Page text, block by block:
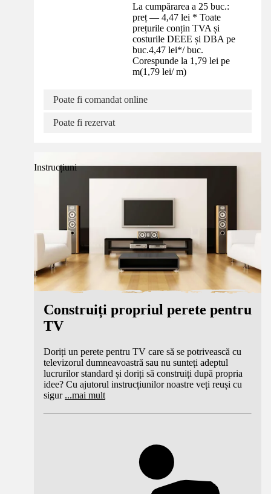
La cumpărarea a 25 buc.:
preț — 4,47 lei * Toate
prețurile conțin TVA și
costurile DEEE și DBA pe
buc.4,47 lei*/ buc.
Corespunde la 1,79 lei pe
m(1,79 lei/ m)
Poate fi comandat online
Poate fi rezervat
Instrucțiuni
Construiți propriul perete pentru
TV
Doriți un perete pentru TV care să se potrivească cu
televizorul dumneavoastră sau nu sunteți adeptul
lucrurilor standard și doriți să construiți după propria
idee? Cu ajutorul instrucțiunilor noastre veți reuși cu
sigur ...mai mult